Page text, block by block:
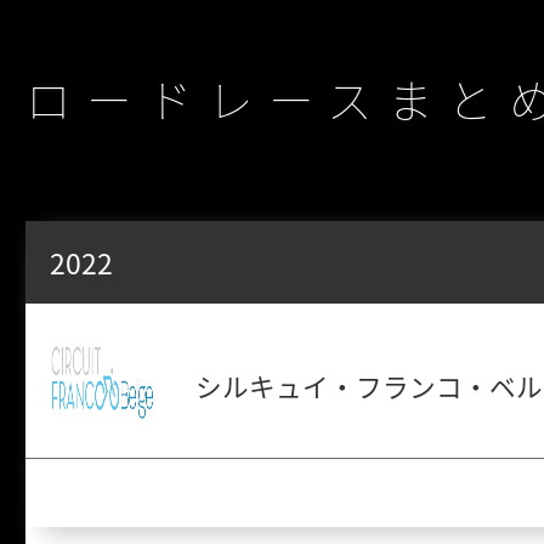
ロードレースまと
2022
シルキュイ・フランコ・ベ